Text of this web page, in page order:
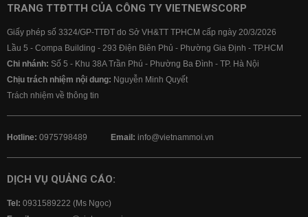
TRANG TTĐTTH CỦA CÔNG TY VIETNEWSCORP
Giấy phép số 3324/GP-TTĐT do Sở VH&TT TPHCM cấp ngày 20/3/2026
Lầu 5 - Compa Building - 293 Điện Biên Phủ - Phường Gia Định - TP.HCM
Chi nhánh: Số 5 - Khu 38A Trần Phú - Phường Ba Đình - TP. Hà Nội
Chịu trách nhiệm nội dung: Nguyễn Minh Quyết
Trách nhiệm về thông tin
Hotline: 0975798489 Email: info@vietnammoi.vn
DỊCH VỤ QUẢNG CÁO:
Tel: 0931589222 (Ms Ngọc)